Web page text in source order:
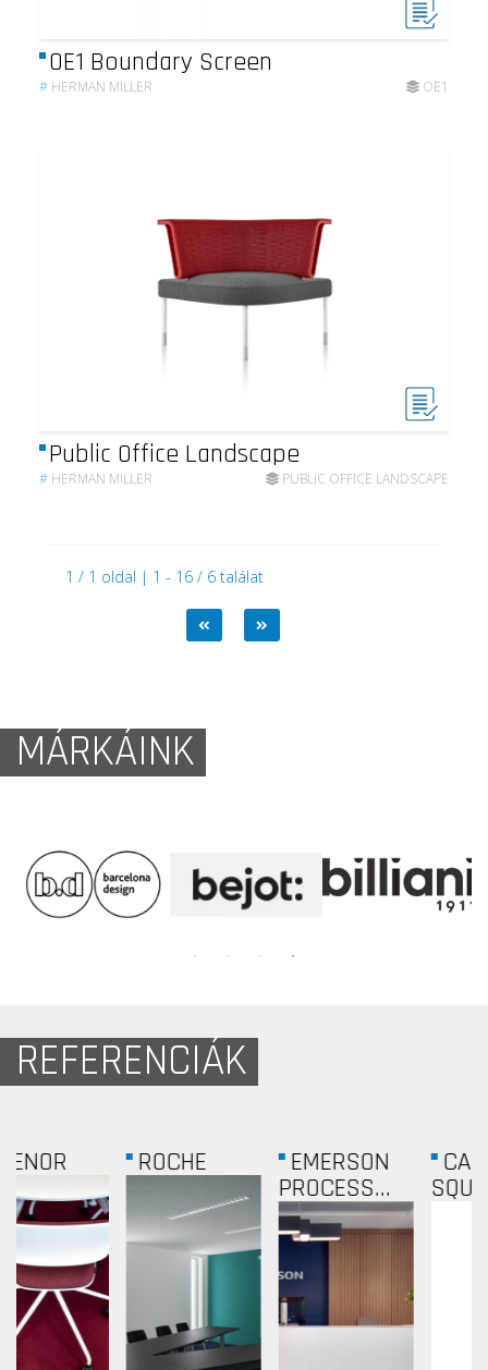
OE1 Boundary Screen
# HERMAN MILLER OE1
Public Office Landscape
# HERMAN MILLER PUBLIC OFFICE LANDSCAPE
1 / 1 oldal | 1 - 16 / 6 találat
MÁRKÁINK
REFERENCIÁK
CANADA
SQUARE
IP WEST
COLLIERS...